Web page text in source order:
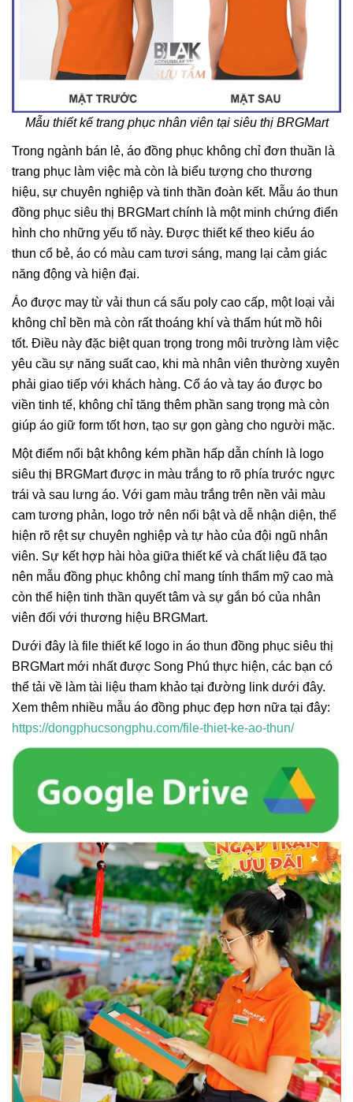
Mẫu thiết kế trang phục nhân viên tại siêu thị BRGMart
Trong ngành bán lẻ, áo đồng phục không chỉ đơn thuần là
trang phục làm việc mà còn là biểu tượng cho thương
hiệu, sự chuyên nghiệp và tinh thần đoàn kết. Mẫu áo thun
đồng phục siêu thị BRGMart chính là một minh chứng điển
hình cho những yếu tố này. Được thiết kế theo kiểu áo
thun cổ bẻ, áo có màu cam tươi sáng, mang lại cảm giác
năng động và hiện đại.
Áo được may từ vải thun cá sấu poly cao cấp, một loại vải
không chỉ bền mà còn rất thoáng khí và thấm hút mồ hôi
tốt. Điều này đặc biệt quan trọng trong môi trường làm việc
yêu cầu sự năng suất cao, khi mà nhân viên thường xuyên
phải giao tiếp với khách hàng. Cổ áo và tay áo được bo
viền tinh tế, không chỉ tăng thêm phần sang trọng mà còn
giúp áo giữ form tốt hơn, tạo sự gọn gàng cho người mặc.
Một điểm nổi bật không kém phần hấp dẫn chính là logo
siêu thị BRGMart được in màu trắng to rõ phía trước ngực
trái và sau lưng áo. Với gam màu trắng trên nền vải màu
cam tương phản, logo trở nên nổi bật và dễ nhận diện, thể
hiện rõ rệt sự chuyên nghiệp và tự hào của đội ngũ nhân
viên. Sự kết hợp hài hòa giữa thiết kế và chất liệu đã tạo
nên mẫu đồng phục không chỉ mang tính thẩm mỹ cao mà
còn thể hiện tinh thần quyết tâm và sự gắn bó của nhân
viên đối với thương hiệu BRGMart.
Dưới đây là file thiết kế logo in áo thun đồng phục siêu thị
BRGMart mới nhất được Song Phú thực hiện, các bạn có
thể tải về làm tài liệu tham khảo tại đường link dưới đây.
Xem thêm nhiều mẫu áo đồng phục đẹp hơn nữa tại đây:
https://dongphucsongphu.com/file-thiet-ke-ao-thun/